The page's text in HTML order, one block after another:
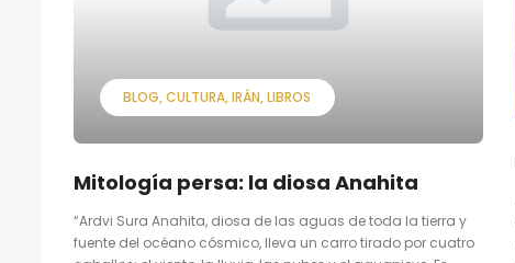
BLOG CULTURA IRÁN LIBROS
Mitología persa: la diosa Anahita
“Ardvi Sura Anahita, diosa de las aguas de toda la tierra y
fuente del océano cósmico, lleva un carro tirado por cuatro